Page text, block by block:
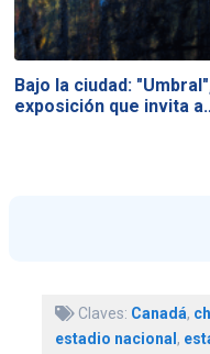
Bajo la ciudad:
exposición que invita
Claves: Canadá,
estadio nacional ,